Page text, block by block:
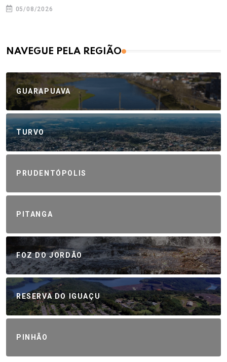
05/08/2026
NAVEGUE PELA REGIÃO
GUARAPUAVA
TURVO
PRUDENTÓPOLIS
PITANGA
FOZ DO JORDÃO
RESERVA DO IGUAÇU
PINHÃO